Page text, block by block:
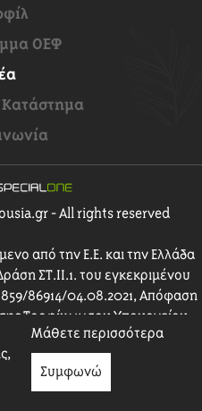
Μάθετε περισσότερα
Συμφωνώ
ΟΕΦ
- All rights reserved
από την Ε.Ε. και την Ελλάδα
ΣΤ.ΙΙ.1. του εγκεκριμένου
86914/04.08.2021, Απόφαση
Τροφίμων του Υπουργείου
& Τροφίμων.